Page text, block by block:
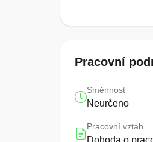
Pracovní
Směnnost
Neurčeno
Pracovní vztah
Dohoda o